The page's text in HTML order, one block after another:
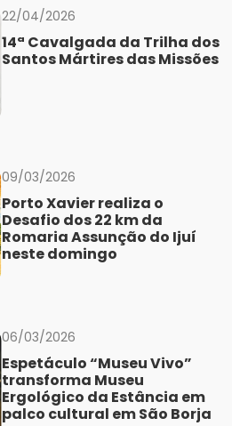
22/04/2026
14ª Cavalgada da Trilha dos
Santos Mártires das Missões
09/03/2026
Porto Xavier realiza o
Desafio dos 22 km da
Romaria Assunção do Ijuí
neste domingo
06/03/2026
Espetáculo “Museu Vivo”
transforma Museu
Ergológico da Estância em
palco cultural em São Borja